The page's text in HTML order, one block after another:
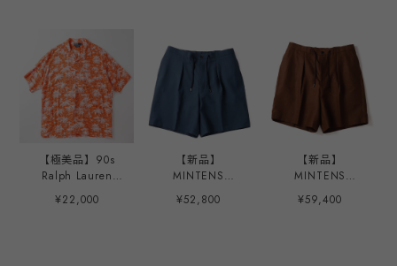
【極美品】90s
Ralph Lauren
special rayon
open collar shirt
¥22,000
【新品】
MINTENS
Vintage made in
ENGLAND Fabric
¥52,800
【新品】
MINTENS
SPENCE BRYSON
Irish Linen made
¥59,400